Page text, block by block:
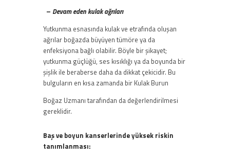
– Devam eden kulak ağrıları
Yutkunma esnasında kulak ve etrafında oluşan
ağrılar boğazda büyüyen tümöre ya da
enfeksiyona bağlı olabilir. Böyle bir şikayet;
yutkunma güçlüğü, ses kısıklığı ya da boyunda bir
şişlik ile beraberse daha da dikkat çekicidir. Bu
bulguların en kısa zamanda bir Kulak Burun
Boğaz Uzmanı tarafından da değerlendirilmesi
gereklidir.
Baş ve boyun kanserlerinde yüksek riskin
tanımlanması: